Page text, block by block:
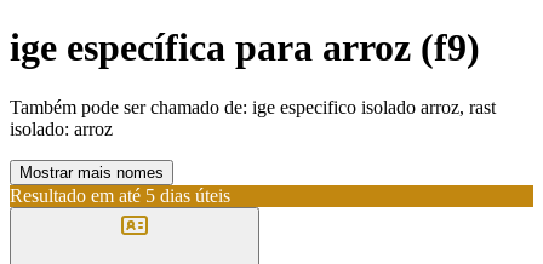
ige específica para arroz (f9)
Também pode ser chamado de: ige especifico isolado arroz, rast
isolado: arroz
Mostrar mais nomes
Resultado em até 5 dias úteis